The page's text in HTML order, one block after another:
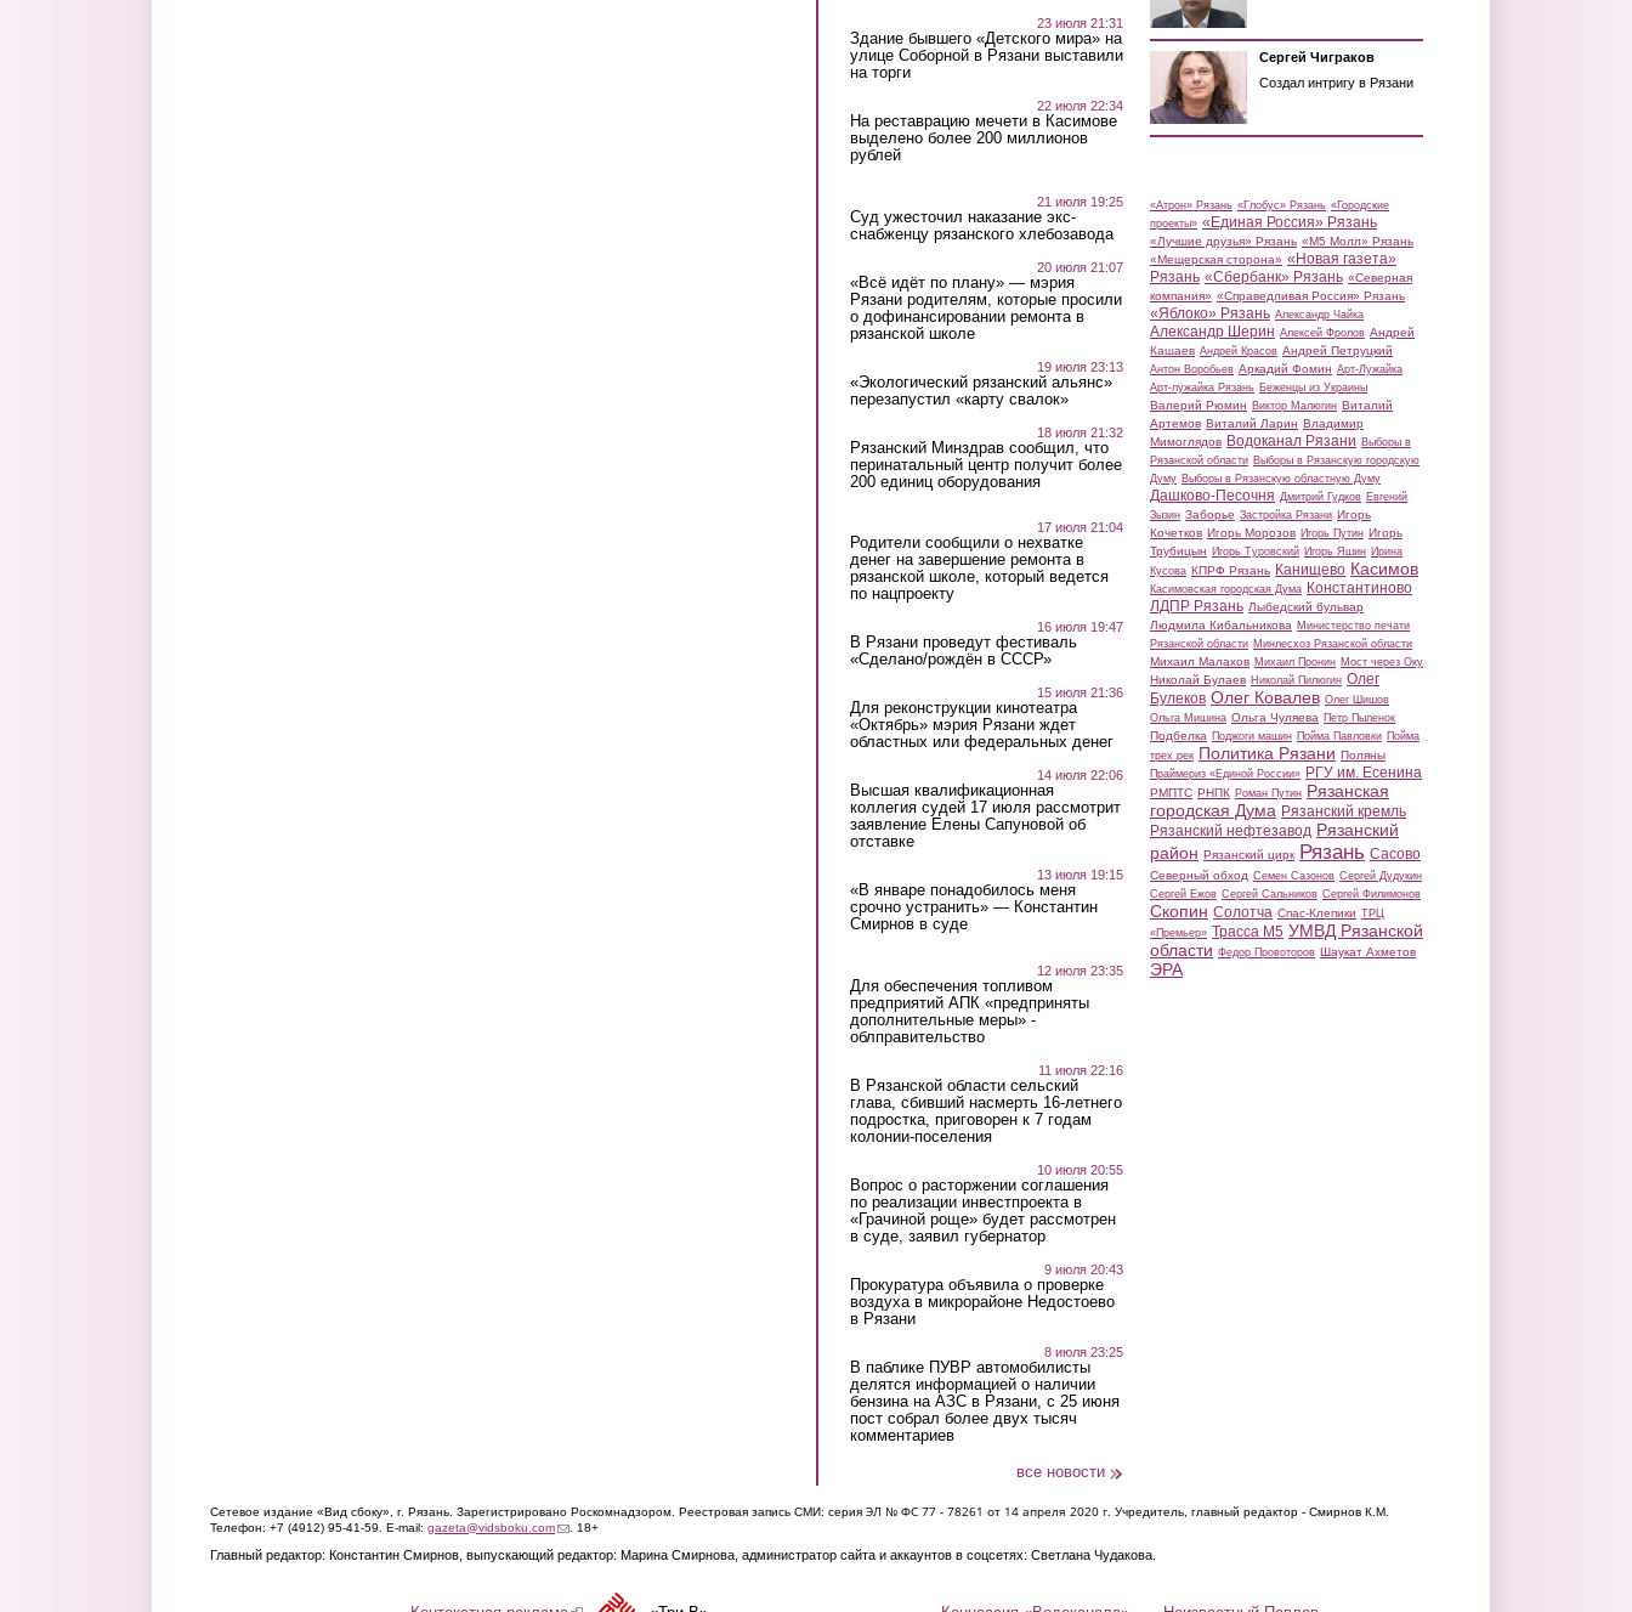
23 июля 21:31
Здание бывшего «Детского мира» на
улице Соборной в Рязани выставили
на торги
22 июля 22:34
На реставрацию мечети в Касимове
выделено более 200 миллионов
рублей
21 июля 19:25
Суд ужесточил наказание экс-
снабженцу рязанского хлебозавода
20 июля 21:07
«Всё идёт по плану» — мэрия
Рязани родителям, которые просили
о дофинансировании ремонта в
рязанской школе
19 июля 23:13
«Экологический рязанский альянс»
перезапустил «карту свалок»
18 июля 21:32
Рязанский Минздрав сообщил, что
перинатальный центр получит более
200 единиц оборудования
17 июля 21:04
Родители сообщили о нехватке
денег на завершение ремонта в
рязанской школе, который ведется
по нацпроекту
16 июля 19:47
В Рязани проведут фестиваль
«Сделано/рождён в СССР»
15 июля 21:36
Для реконструкции кинотеатра
«Октябрь» мэрия Рязани ждет
областных или федеральных денег
14 июля 22:06
Высшая квалификационная
коллегия судей 17 июля рассмотрит
заявление Елены Сапуновой об
отставке
13 июля 19:15
«В январе понадобилось меня
срочно устранить» — Константин
Смирнов в суде
12 июля 23:35
Для обеспечения топливом
предприятий АПК «предприняты
дополнительные меры» -
облправительство
11 июля 22:16
В Рязанской области сельский
глава, сбивший насмерть 16-летнего
подростка, приговорен к 7 годам
колонии-поселения
10 июля 20:55
Вопрос о расторжении соглашения
по реализации инвестпроекта в
«Грачиной роще» будет рассмотрен
в суде, заявил губернатор
9 июля 20:43
Прокуратура объявила о проверке
воздуха в микрорайоне Недостоево
в Рязани
8 июля 23:25
В паблике ПУВР автомобилисты
делятся информацией о наличии
бензина на АЗС в Рязани, с 25 июня
пост собрал более двух тысяч
комментариев
все новости
Сергей Чиграков
Создал интригу в Рязани
«Атрон» Рязань «Глобус» Рязань «Городские
проекты» «Единая Россия» Рязань
«Лучшие друзья» Рязань «М5 Молл» Рязань
«Мещерская сторона» «Новая газета»
Рязань «Сбербанк» Рязань «Северная
компания» «Справедливая Россия» Рязань
«Яблоко» Рязань Александр Чайка
Александр Шерин Алексей Фролов Андрей
Кашаев Андрей Красов Андрей Петруцкий
Антон Воробьев Аркадий Фомин Арт-Лужайка
Арт-лужайка Рязань Беженцы из Украины
Валерий Рюмин Виктор Малюгин Виталий
Артемов Виталий Ларин Владимир
Мимоглядов Водоканал Рязани Выборы в
Рязанской области Выборы в Рязанскую городскую
Думу Выборы в Рязанскую областную Думу
Дашково-Песочня Дмитрий Гудков Евгений
Зызин Заборье Застройка Рязани Игорь
Кочетков Игорь Морозов Игорь Путин Игорь
Трубицын Игорь Туровский Игорь Яшин Ирина
Кусова КПРФ Рязань Канищево Касимов
Касимовская городская Дума Константиново
ЛДПР Рязань Лыбедский бульвар
Людмила Кибальникова Министерство печати
Рязанской области Минлесхоз Рязанской области
Михаил Малахов Михаил Пронин Мост через Оку
Николай Булаев Николай Пилюгин Олег
Булеков Олег Ковалев Олег Шишов
Ольга Мишина Ольга Чуляева Петр Пыленок
Подбелка Поджоги машин Пойма Павловки Пойма
трех рек Политика Рязани Поляны
Праймериз «Единой России» РГУ им. Есенина
РМПТС РНПК Роман Путин Рязанская
городская Дума Рязанский кремль
Рязанский нефтезавод Рязанский
район Рязанский цирк Рязань Сасово
Северный обход Семен Сазонов Сергей Дудукин
Сергей Ежов Сергей Сальников Сергей Филимонов
Скопин Солотча Спас-Клепики ТРЦ
«Премьер» Трасса М5 УМВД Рязанской
области Федор Провоторов Шаукат Ахметов
ЭРА
Сетевое издание «Вид сбоку», г. Рязань. Зарегистрировано Роскомнадзором. Реестровая запись СМИ: серия ЭЛ № ФС 77 - 78261 от 14 апреля 2020 г. Учредитель, главный редактор - Смирнов К.М.
Телефон: +7 (4912) 95-41-59. E-mail: gazeta@vidsboku.com(link sends e-mail)
. 18+
Главный редактор: Константин Смирнов, выпускающий редактор: Марина Смирнова, администратор сайта и аккаунтов в соцсетях: Светлана Чудакова.